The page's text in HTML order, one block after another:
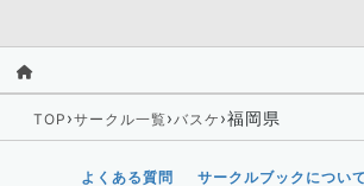
TOP ›サークル一覧› バスケ ›福岡県
よくある質問 サークルブックについて